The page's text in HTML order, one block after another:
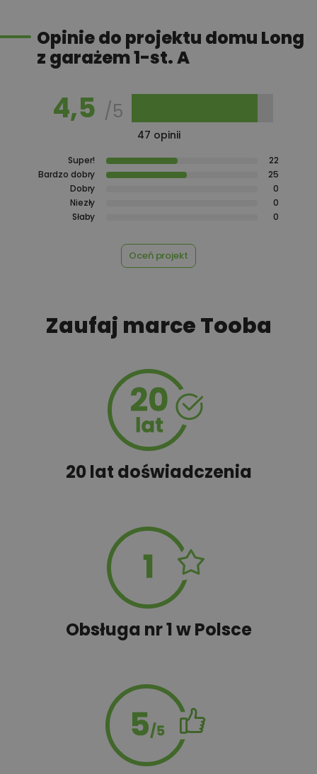
Przydomowa oczyszczalnia
Płyta styropianowa na wymiar
Rabat 10% na zakupy w
Castorama
100,00 zł
Rabat 10% na zakupy w OBI
Rekuperacja 450,00 zł
Tablica informacyjna
Opinie do projektu domu Long
z garażem 1-st. A
4,5 /5
47 opinii
Super!
22
Bardzo dobry
25
Dobry
0
Niezły
0
Słaby
0
Oceń projekt
Zaufaj marce Tooba
20 lat doświadczenia
Obsługa nr 1 w Polsce